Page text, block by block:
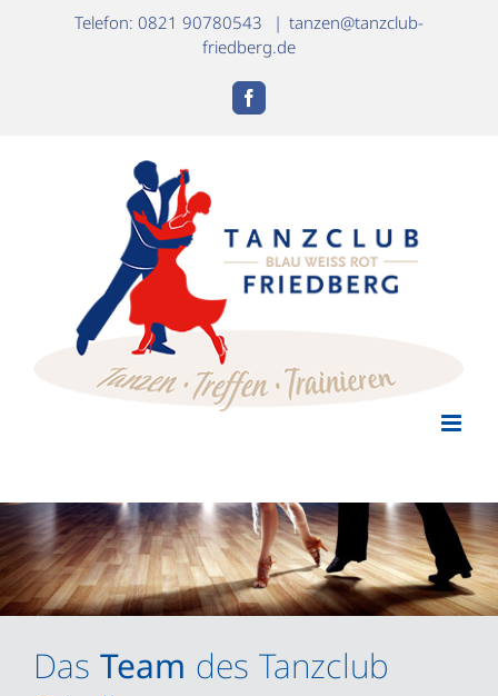
Telefon: 0821 90780543 | tanzen@tanzclub-
friedberg.de
Facebook
Das Team des Tanzclub